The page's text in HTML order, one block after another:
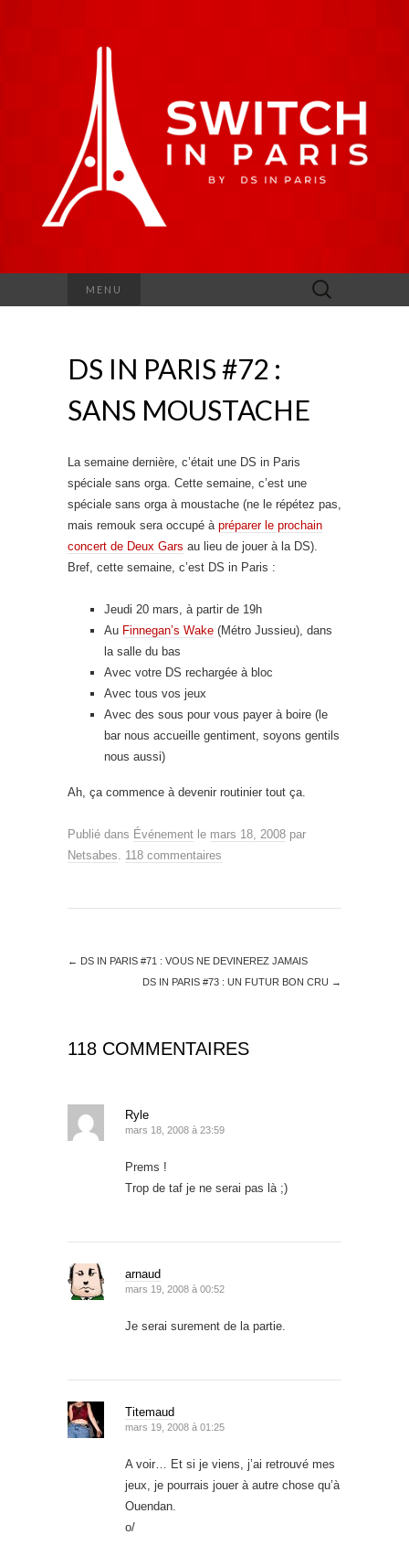
MENU Rechercher :
DS IN PARIS #72 :
SANS MOUSTACHE
La semaine dernière, c’était une DS in Paris
spéciale sans orga. Cette semaine, c’est une
spéciale sans orga à moustache (ne le répétez pas,
mais remouk sera occupé à préparer le prochain
concert de Deux Gars au lieu de jouer à la DS).
Bref, cette semaine, c’est DS in Paris :
Jeudi 20 mars, à partir de 19h
Au Finnegan’s Wake (Métro Jussieu), dans
la salle du bas
Avec votre DS rechargée à bloc
Avec tous vos jeux
Avec des sous pour vous payer à boire (le
bar nous accueille gentiment, soyons gentils
nous aussi)
Ah, ça commence à devenir routinier tout ça.
Publié dans Événement le mars 18, 2008 par
Netsabes
118 commentaires
← DS IN PARIS #71 : VOUS NE DEVINEREZ JAMAIS
DS IN PARIS #73 : UN FUTUR BON CRU →
118 COMMENTAIRES
Ryle
mars 18, 2008 à 23:59
Prems !
Trop de taf je ne serai pas là ;)
arnaud
mars 19, 2008 à 00:52
Je serai surement de la partie.
Titemaud
mars 19, 2008 à 01:25
A voir… Et si je viens, j’ai retrouvé mes
jeux, je pourrais jouer à autre chose qu’à
Ouendan.
o/